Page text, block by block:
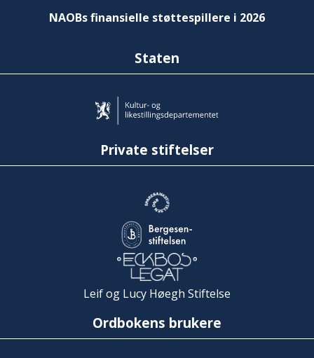
NAOBs finansielle støttespillere i 2026
Staten
Private stiftelser
Leif og Lucy Høegh Stiftelse
Ordbokens brukere